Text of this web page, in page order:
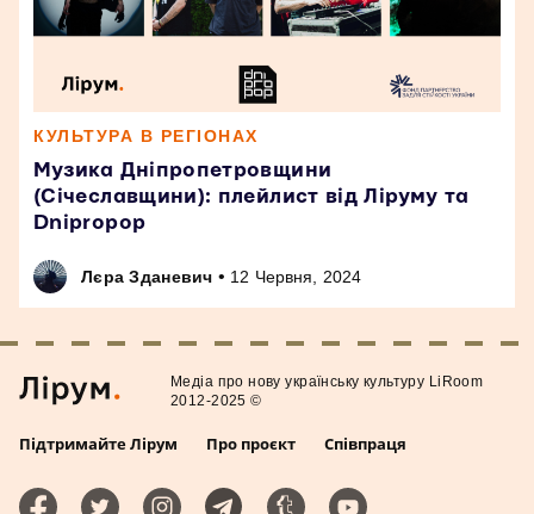
КУЛЬТУРА В РЕГІОНАХ
Музика Дніпропетровщини
(Січеславщини): плейлист від Ліруму та
Dnipropop
Лєра Зданевич • 12 Червня, 2024
Підтримайте Лірум Про проєкт Співпраця
Медiа про нову українську культуру LiRoom
2012-2025 ©